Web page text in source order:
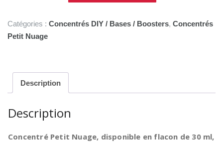
Eau
Tropicale
ml
Catégories : Concentrés DIY / Bases / Boosters, Concentrés
Petit Nuage
Description
Description
Concentré Petit Nuage, disponible en flacon de 30 ml,